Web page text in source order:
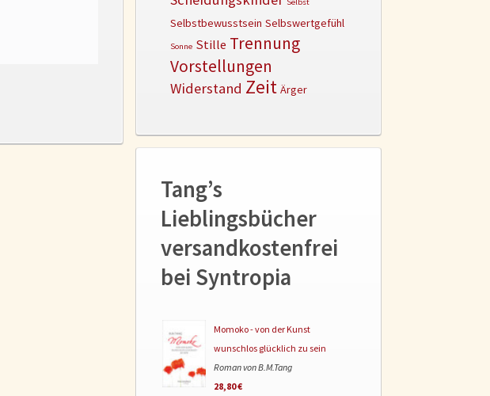
Selbst
Selbstbewusstsein Selbswertgefühl
Sonne Stille Trennung
Vorstellungen
Widerstand Zeit Ärger
Tang’s
Lieblingsbücher
versandkostenfrei
bei Syntropia
Momoko - von der Kunst
wunschlos glücklich zu sein
Roman von B.M.Tang
28,80 €